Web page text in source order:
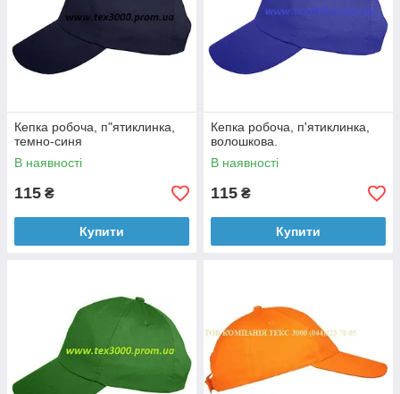
шапки. Мінімальна вартість пересиланого замовлення
становить 100 грн, можливо, оплата при отриманні.
Співпрацювати з нами дуже зручно і вигідно!
Кепка робоча, п"ятиклинка,
темно-синя
В наявності
115 ₴
Купити
Кепка робоча, п'ятиклинка,
волошкова.
В наявності
115 ₴
Купити